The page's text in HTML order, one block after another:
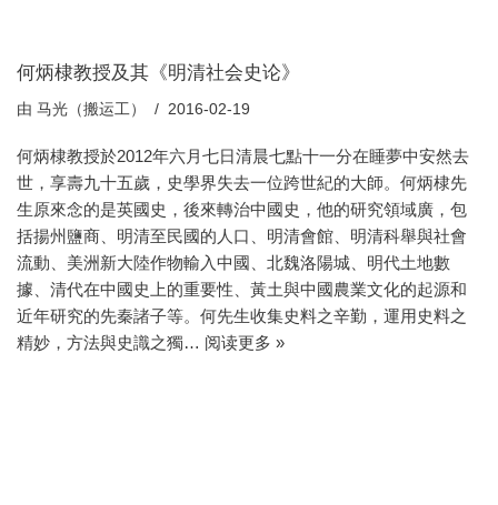
何炳棣教授及其《明清社会史论》
由 马光（搬运工） 2016-02-19
何炳棣教授於2012年六月七日清晨七點十一分在睡夢中安然去
世，享壽九十五歲，史學界失去一位跨世紀的大師。何炳棣先
生原來念的是英國史，後來轉治中國史，他的研究領域廣，包
括揚州鹽商、明清至民國的人口、明清會館、明清科舉與社會
流動、美洲新大陸作物輸入中國、北魏洛陽城、明代土地數
據、清代在中國史上的重要性、黃土與中國農業文化的起源和
近年研究的先秦諸子等。何先生收集史料之辛勤，運用史料之
精妙，方法與史識之獨… 阅读更多 »